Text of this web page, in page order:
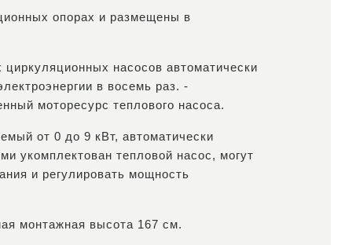
опорах и размещены в
насосов автоматически
в восемь раз. -
моторесурс теплового насоса.
от 0 до 9 кВт, автоматически
укомплектован тепловой насос, могут
и регулировать мощность
монтажная высота 167 см.